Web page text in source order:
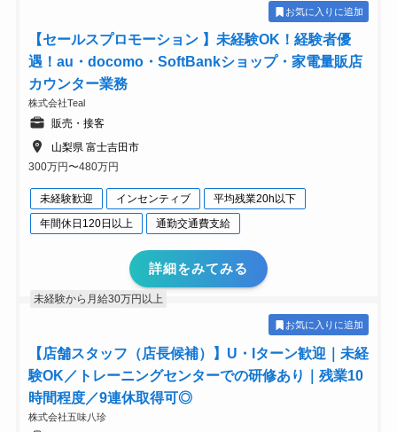
お気に入りに追加
【セールスプロモーション 】未経験OK！経験者優
遇！au・docomo・SoftBankショップ・家電量販店
カウンター業務
株式会社Teal
販売・接客
山梨県 富士吉田市
300万円〜480万円
未経験歓迎 インセンティブ
平均残業20h以下
年間休日120日以上
通勤交通費支給
詳細をみてみる
未経験から月給30万円以上
お気に入りに追加
【店舗スタッフ（店長候補）】U・Iターン歓迎｜未経
験OK／トレーニングセンターでの研修あり｜残業10
時間程度／9連休取得可◎
株式会社五味八珍